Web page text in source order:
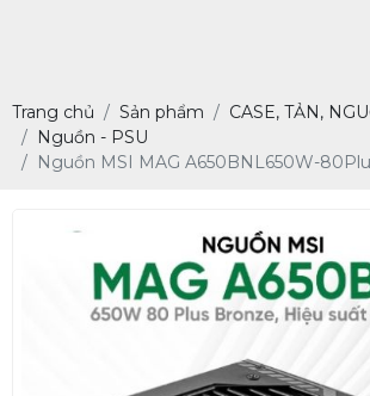
Trang chủ Sản phẩm
CASE, TẢN,
Nguồn - PSU
Nguồn MSI MAG A650BNL650W-